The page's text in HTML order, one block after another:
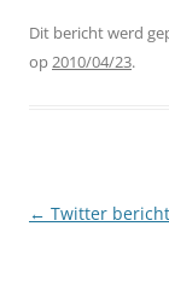
Dit bericht werd
op2010/04/23.
Berichtnavigatie
← Twitter bericht